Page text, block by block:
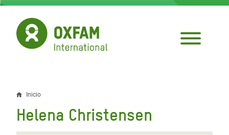
Pasar
contenido
principal
Sobrescribir
enlaces
Inicio
Helena Christensen